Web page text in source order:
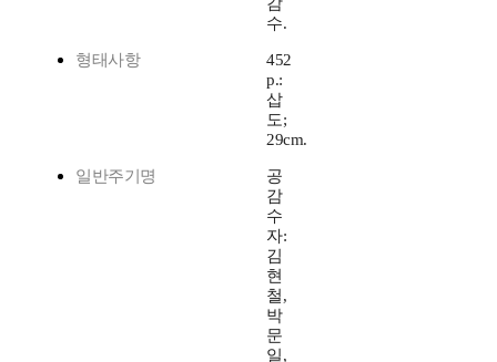
감
수.
형태사항
452
p.:
삽
도;
29cm.
일반주기명
공
감
수
자:
김
현
철,
박
문
일,